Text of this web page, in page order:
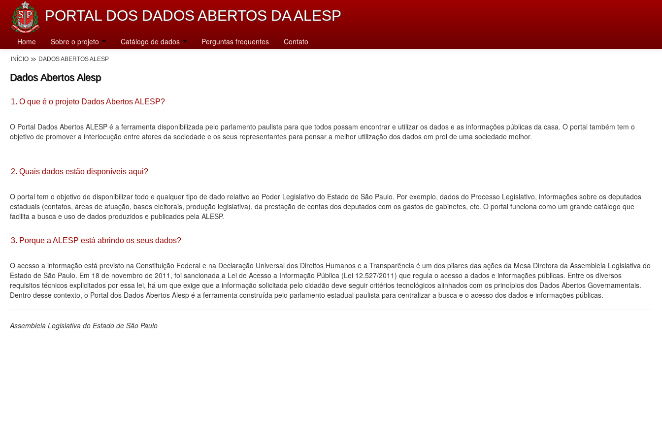
PORTAL DOS DADOS ABERTOS DA ALESP
Home Sobre o projeto Catálogo de dados Perguntas frequentes Contato
INÍCIO DADOS ABERTOS ALESP
Dados Abertos Alesp
1. O que é o projeto Dados Abertos ALESP?
O Portal Dados Abertos ALESP é a ferramenta disponibilizada pelo parlamento paulista para que todos possam encontrar e utilizar os dados e as informações públicas da casa. O portal também tem o
objetivo de promover a interlocução entre atores da sociedade e os seus representantes para pensar a melhor utilização dos dados em prol de uma sociedade melhor.
2. Quais dados estão disponíveis aqui?
O portal tem o objetivo de disponibilizar todo e qualquer tipo de dado relativo ao Poder Legislativo do Estado de São Paulo. Por exemplo, dados do Processo Legislativo, informações sobre os deputados
estaduais (contatos, áreas de atuação, bases eleitorais, produção legislativa), da prestação de contas dos deputados com os gastos de gabinetes, etc. O portal funciona como um grande catálogo que
facilita a busca e uso de dados produzidos e publicados pela ALESP.
3. Porque a ALESP está abrindo os seus dados?
O acesso a informação está previsto na Constituição Federal e na Declaração Universal dos Direitos Humanos e a Transparência é um dos pilares das ações da Mesa Diretora da Assembleia Legislativa do
Estado de São Paulo. Em 18 de novembro de 2011, foi sancionada a Lei de Acesso a Informação Pública (Lei 12.527/2011) que regula o acesso a dados e informações públicas. Entre os diversos
requisitos técnicos explicitados por essa lei, há um que exige que a informação solicitada pelo cidadão deve seguir critérios tecnológicos alinhados com os princípios dos Dados Abertos Governamentais.
Dentro desse contexto, o Portal dos Dados Abertos Alesp é a ferramenta construída pelo parlamento estadual paulista para centralizar a busca e o acesso dos dados e informações públicas.
Assembleia Legislativa do Estado de São Paulo